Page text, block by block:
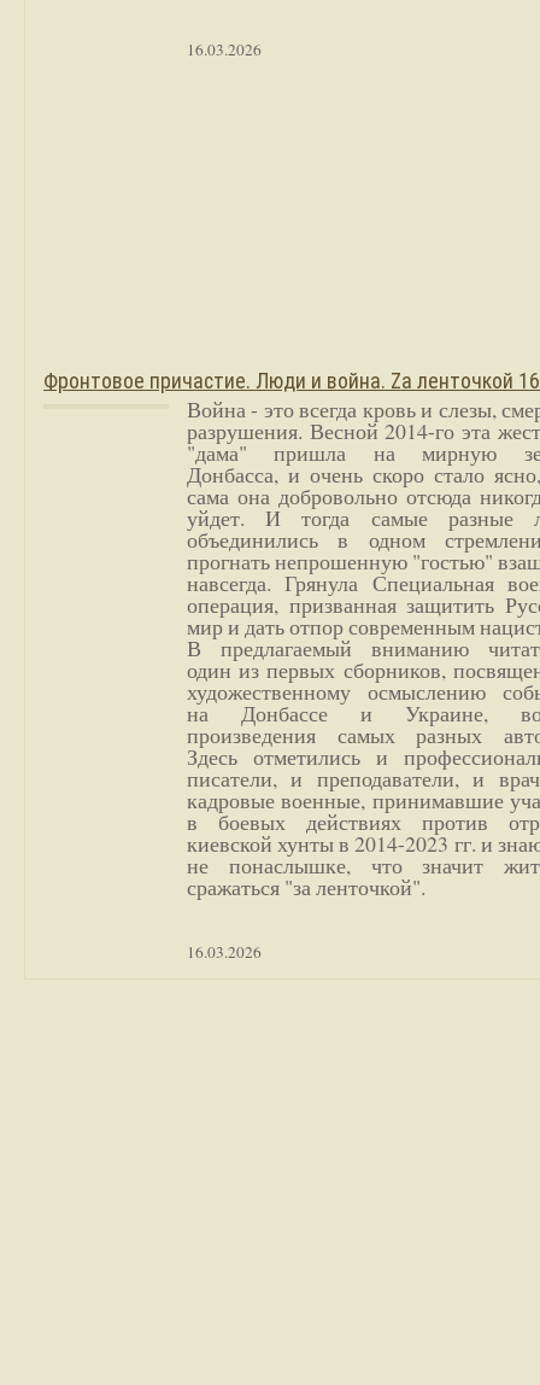
16.03.2026
Фронтовое причастие. Люди и война. Zа ленточкой
Война - это всегда кровь и слезы,
разрушения. Весной 2014-го эта
"дама" пришла на мирную
Донбасса, и очень скоро стало
сама она добровольно отсюда
уйдет. И тогда самые разные
объединились в одном
прогнать непрошенную "гостью"
навсегда. Грянула Специальная
операция, призванная защитить
мир и дать отпор современным
В предлагаемый вниманию
один из первых сборников,
художественному осмыслению
на Донбассе и Украине,
произведения самых разных
Здесь отметились и
писатели, и преподаватели, и
кадровые военные, принимавшие
в боевых действиях против
киевской хунты в 2014-2023 гг. и
не понаслышке, что значит
сражаться "за ленточкой".
16.03.2026